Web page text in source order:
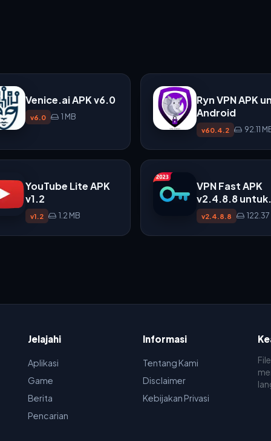
Venice.ai APK v6.0
v6.0 1 MB
Ryn VPN APK
Android
v60.4.2 92.11
YouTube Lite APK
v1.2
v1.2 1.2 MB
VPN Fast APK
v2.4.8.8 untuk
Android
v2.4.8.8
Jelajahi
Aplikasi
Game
Berita
Pencarian
Informasi
Tentang Kami
Disclaimer
Kebijakan Privasi